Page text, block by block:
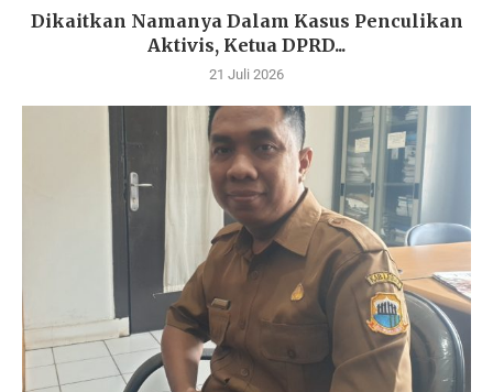
Dikaitkan Namanya Dalam Kasus Penculikan
Aktivis, Ketua DPRD...
21 Juli 2026